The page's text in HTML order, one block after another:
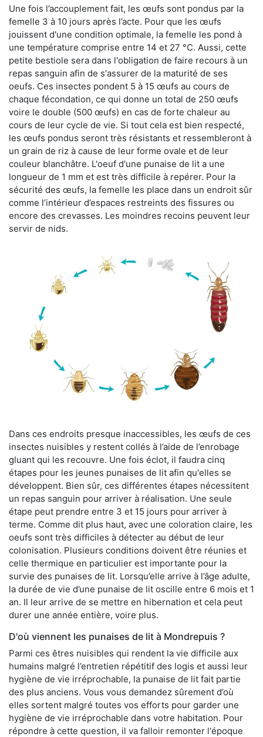
Une fois l’accouplement fait, les œufs sont pondus par la
femelle 3 à 10 jours après l’acte. Pour que les œufs
jouissent d'une condition optimale, la femelle les pond à
une température comprise entre 14 et 27 °C. Aussi, cette
petite bestiole sera dans l'obligation de faire recours à un
repas sanguin afin de s'assurer de la maturité de ses
oeufs. Ces insectes pondent 5 à 15 œufs au cours de
chaque fécondation, ce qui donne un total de 250 œufs
voire le double (500 œufs) en cas de forte chaleur au
cours de leur cycle de vie. Si tout cela est bien respecté,
les œufs pondus seront très résistants et ressembleront à
un grain de riz à cause de leur forme ovale et de leur
couleur blanchâtre. L'oeuf d'une punaise de lit a une
longueur de 1 mm et est très difficile à repérer. Pour la
sécurité des œufs, la femelle les place dans un endroit sûr
comme l’intérieur d’espaces restreints des fissures ou
encore des crevasses. Les moindres recoins peuvent leur
servir de nids.
Dans ces endroits presque inaccessibles, les œufs de ces
insectes nuisibles y restent collés à l’aide de l’enrobage
gluant qui les recouvre. Une fois éclot, il faudra cinq
étapes pour les jeunes punaises de lit afin qu'elles se
développent. Bien sûr, ces différentes étapes nécessitent
un repas sanguin pour arriver à réalisation. Une seule
étape peut prendre entre 3 et 15 jours pour arriver à
terme. Comme dit plus haut, avec une coloration claire, les
oeufs sont très difficiles à détecter au début de leur
colonisation. Plusieurs conditions doivent être réunies et
celle thermique en particulier est importante pour la
survie des punaises de lit. Lorsqu’elle arrive à l’âge adulte,
la durée de vie d’une punaise de lit oscille entre 6 mois et 1
an. Il leur arrive de se mettre en hibernation et cela peut
durer une année entière, voire plus.
D'où viennent les punaises de lit à Mondrepuis ?
Parmi ces êtres nuisibles qui rendent la vie difficile aux
humains malgré l’entretien répétitif des logis et aussi leur
hygiène de vie irréprochable, la punaise de lit fait partie
des plus anciens. Vous vous demandez sûrement d’où
elles sortent malgré toutes vos efforts pour garder une
hygiène de vie irréprochable dans votre habitation. Pour
répondre à cette question, il va falloir remonter l'époque